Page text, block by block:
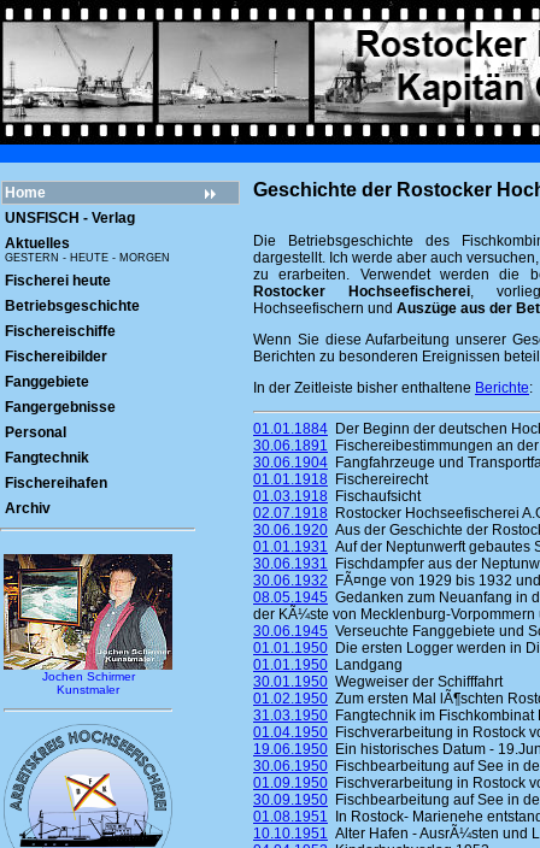
Home
UNSFISCH - Verlag
Aktuelles
GESTERN - HEUTE - MORGEN
Fischerei heute
Betriebsgeschichte
Fischereischiffe
Fischereibilder
Fanggebiete
Fangergebnisse
Personal
Fangtechnik
Fischereihafen
Archiv
Jochen Schirmer
Kunstmaler
Geschichte der Rostocker
Die Betriebsgeschichte des
dargestellt. Ich werde aber auch
zu erarbeiten. Verwendet werden die
Rostocker Hochseefischerei,
Hochseefischern und Auszüge aus der
Wenn Sie diese Aufarbeitung unserer
Berichten zu besonderen Ereignissen
In der Zeitleiste bisher enthaltene Berichte:
01.01.1884 Der Beginn der deutschen
30.06.1891 Fischereibestimmungen an
30.06.1904 Fangfahrzeuge und
01.01.1918 Fischereirecht
01.03.1918 Fischaufsicht
02.07.1918 Rostocker Hochseefischerei
30.06.1920 Aus der Geschichte der
01.01.1931 Auf der Neptunwerft gebautes
30.06.1931 Fischdampfer aus der
30.06.1932 FÃ¤nge von 1929 bis 1932
08.05.1945 Gedanken zum Neuanfang in
der KÃ¼ste von Mecklenburg-
30.06.1945 Verseuchte Fanggebiete und
01.01.1950 Die ersten Logger werden in
01.01.1950 Landgang
30.01.1950 Wegweiser der Schifffahrt
01.02.1950 Zum ersten Mal lÃ¶schten
31.03.1950 Fangtechnik im Fischkombinat
01.04.1950 Fischverarbeitung in Rostock
19.06.1950 Ein historisches Datum -
30.06.1950 Fischbearbeitung auf See in
01.09.1950 Fischverarbeitung in Rostock
30.09.1950 Fischbearbeitung auf See in
01.08.1951 In Rostock- Marienehe
10.10.1951 Alter Hafen - AusrÃ¼sten und